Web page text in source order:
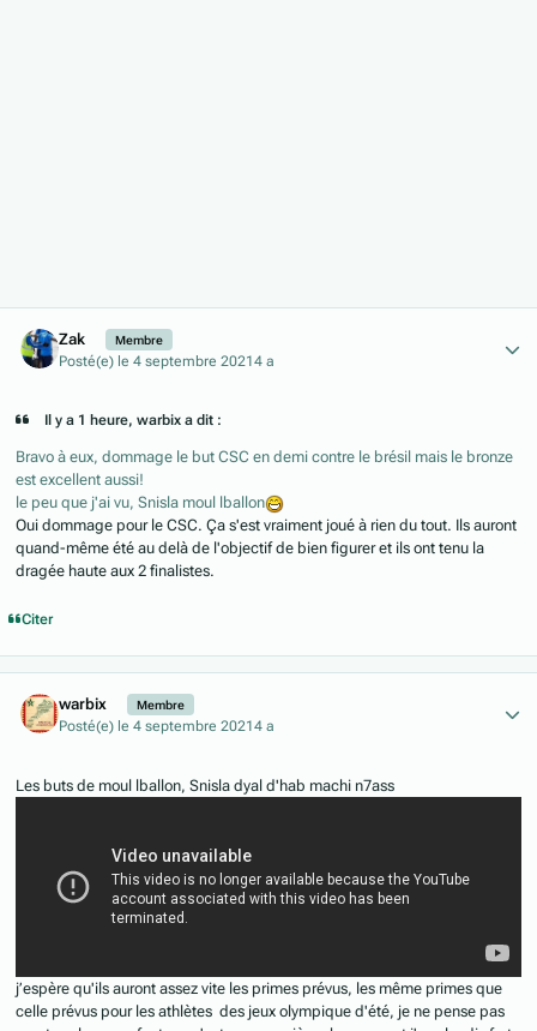
Zak Membre
Posté(e) le 4 septembre 20214 a
Il y a 1 heure, warbix a dit :
Bravo à eux, dommage le but CSC en demi contre le brésil mais le bronze
est excellent aussi!
le peu que j'ai vu, Snisla moul lballon
Oui dommage pour le CSC. Ça s'est vraiment joué à rien du tout. Ils auront
quand-même été au delà de l'objectif de bien figurer et ils ont tenu la
dragée haute aux 2 finalistes.
Citer
warbix Membre
Posté(e) le 4 septembre 20214 a
Les buts de moul lballon, Snisla dyal d'hab machi n7ass
j’espère qu'ils auront assez vite les primes prévus, les même primes que
celle prévus pour les athlètes des jeux olympique d'été, je ne pense pas